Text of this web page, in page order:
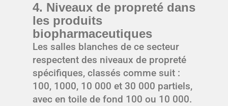
4. Niveaux de propreté dans
les produits
biopharmaceutiques
Les salles blanches de ce secteur
respectent des niveaux de propreté
spécifiques, classés comme suit :
100, 1000, 10 000 et 30 000 partiels,
avec en toile de fond 100 ou 10 000.